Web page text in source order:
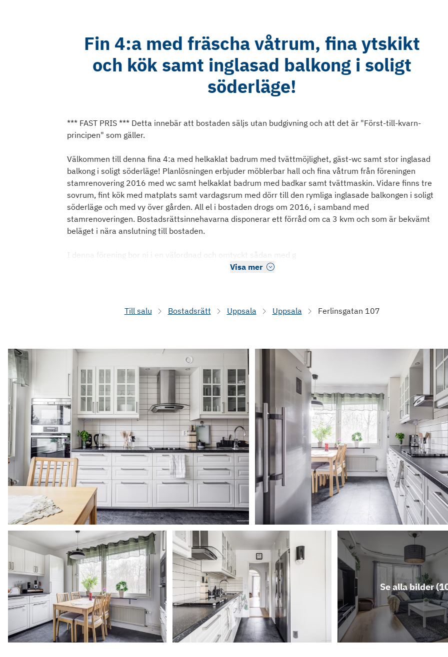
Fin 4:a med fräscha våtrum, fina ytskikt
och kök samt inglasad balkong i soligt
söderläge!
*** FAST PRIS *** Detta innebär att bostaden säljs utan budgivning och att det är "Först-till-kvarn-
principen" som gäller.
Välkommen till denna fina 4:a med helkaklat badrum med tvättmöjlighet, gäst-wc samt stor inglasad
balkong i soligt söderläge! Planlösningen erbjuder möblerbar hall och fina våtrum från föreningen
stamrenovering 2016 med wc samt helkaklat badrum med badkar samt tvättmaskin. Vidare finns tre
sovrum, fint kök med matplats samt vardagsrum med dörr till den rymliga inglasade balkongen i soligt
söderläge och med vy över gården. All el i bostaden drogs om 2016, i samband med
stamrenoveringen. Bostadsrättsinnehavarna disponerar ett förråd om ca 3 kvm och som är bekvämt
beläget i nära anslutning till bostaden.
I denna förening bor ni i en välordnad och omtyckt sådan med g
Visa mer
Till salu Bostadsrätt Uppsala Uppsala Ferlinsgatan 107
Se alla bilder (